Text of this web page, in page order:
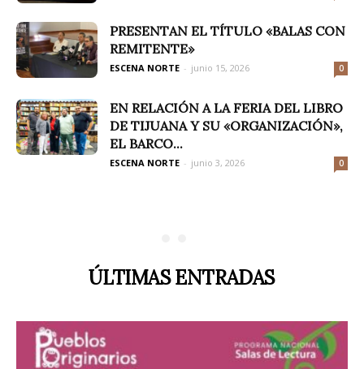
PRESENTAN EL TÍTULO «BALAS CON
REMITENTE»
ESCENA NORTE - junio 15, 2026 0
EN RELACIÓN A LA FERIA DEL LIBRO
DE TIJUANA Y SU «ORGANIZACIÓN»,
EL BARCO...
ESCENA NORTE - junio 3, 2026 0
ÚLTIMAS ENTRADAS